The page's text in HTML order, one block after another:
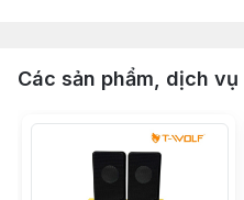
- Loại kết nối: ổ cấm âm
- Màu sắc: đen
- Kích thước: 180 x 76 x
Các sản phẩm, dịch vụ